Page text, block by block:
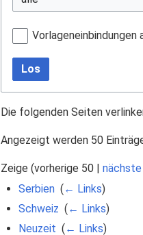
Vorlageneinbindungen
Los
Die folgenden Seiten
Angezeigt werden 50
Zeige (vorherige 50 |
Serbien‎ (← Links)
Schweiz (← Links)
Neuzeit (← Links)